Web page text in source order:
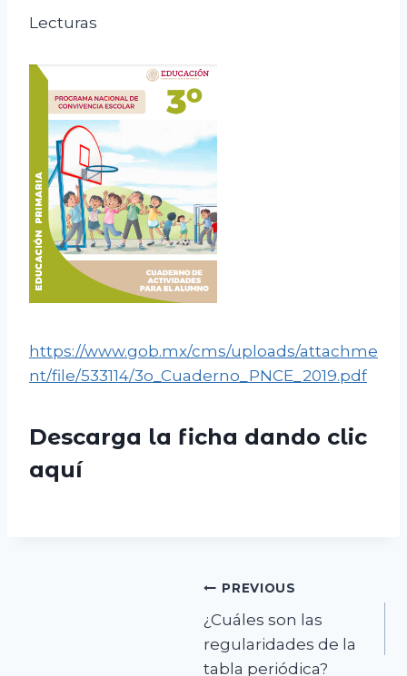
Lecturas
https://www.gob.mx/cms/uploads/attachme
nt/file/533114/3o_Cuaderno_PNCE_2019.pdf
Descarga la ficha dando clic
aquí
PREVIOUS
¿Cuáles son las
regularidades de la
tabla periódica?